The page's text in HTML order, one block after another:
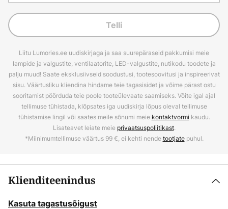
Telli
Liitu Lumories.ee uudiskirjaga ja saa suurepäraseid pakkumisi meie
lampide ja valgustite, ventilaatorite, LED-valgustite, nutikodu toodete ja
palju muud! Saate eksklusiivseid soodustusi, tootesoovitusi ja inspireerivat
sisu. Väärtusliku kliendina hindame teie tagasisidet ja võime pärast ostu
sooritamist pöörduda teie poole tooteülevaate saamiseks. Võite igal ajal
tellimuse tühistada, klõpsates iga uudiskirja lõpus oleval tellimuse
tühistamise lingil või saates meile sõnumi meie kontaktvormi kaudu.
Lisateavet leiate meie privaatsuspoliitikast.
*Miinimumtellimuse väärtus 99 €, ei kehti nendetootjatepuhul.
Klienditeenindus
Kasuta tagastusõigust